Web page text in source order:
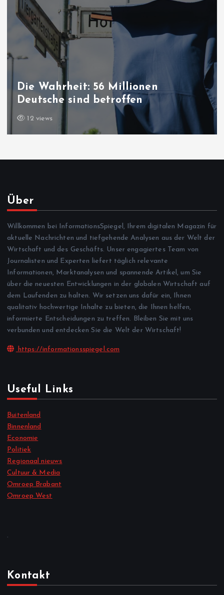
Friedensprozess
Gesetz“ ist jetzt
15 views
Über
Willkommen bei InformationsSpiegel, Ihrem digitalen Magazin für
aktuelle Nachrichten und tiefgehende Analysen aus der Welt der
Wirtschaft und des Geschäfts. Unser engagiertes Team von
Journalisten und Experten liefert täglich relevante
Informationen, Marktanalysen und spannende Artikel, um Sie
über die neuesten Entwicklungen in der globalen Wirtschaft auf
dem Laufenden zu halten. Wir setzen uns dafür ein, Ihnen
qualitativ hochwertige Inhalte zu bieten, die Ihnen helfen,
informierte Entscheidungen zu treffen. Bleiben Sie mit uns
verbunden und entdecken Sie die Welt der Wirtschaft!
https://informationsspiegel.com
Useful Links
Buitenland
Binnenland
Economie
Politiek
Regionaal nieuws
Cultuur & Media
Omroep Brabant
Omroep West
.
Kontakt